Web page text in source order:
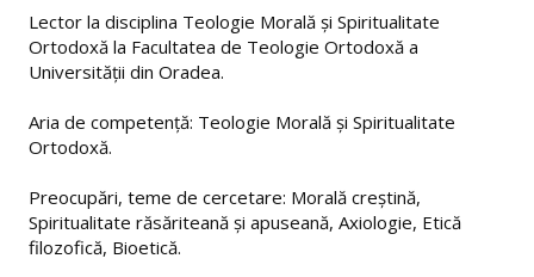
Contact
DEPARTAMENT
Corp profesoral
Hotărâri consiliu de departament
Lector la disciplina Teologie Morală şi Spiritualitate
Ortodoxă la Facultatea de Teologie Ortodoxă a
Universităţii din Oradea.
Aria de competenţă: Teologie Morală şi Spiritualitate
Ortodoxă.
Preocupări, teme de cercetare: Morală creştină,
Spiritualitate răsăriteană şi apuseană, Axiologie, Etică
filozofică, Bioetică.